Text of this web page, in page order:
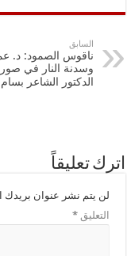
السابق
ناقوس الصمود: د.
وسدنة النار في
الدكتور الشاعر
اترك تعليقاً
لن يتم نشر عنوان بريدك
التعليق*